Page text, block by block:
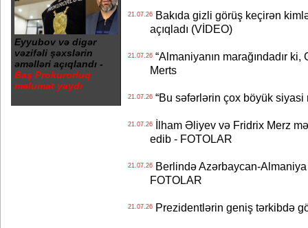
Eyyubov və digər
vəzifəli şəxslərin
əməlləri açıqlandı -
Baş Prokurorluq
məlumat yaydı
21.07.26Bakıda gizli görüş keçirən
açıqladı (VİDEO)
21.07.26“Almaniyanın marağındadır
Merts
21.07.26“Bu səfərlərin çox böyük siyasi
21.07.26İlham Əliyev və Fridrix Merz
edib - FOTOLAR
21.07.26Berlində Azərbaycan-Almaniya
FOTOLAR
21.07.26Prezidentlərin geniş tərkibdə